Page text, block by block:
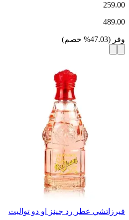
259.00
489.00
وفر (
47.03
% خصم)
فيرزاتشي عطر رد جينز او دو تواليت